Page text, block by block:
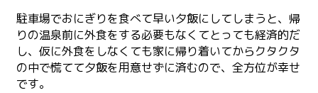
駐車場でおにぎりを食べて早い夕飯にしてしまうと、帰
りの温泉前に外食をする必要もなくてとっても経済的だ
し、仮に外食をしなくても家に帰り着いてからクタクタ
の中で慌てて夕飯を用意せずに済むので、全方位が幸せ
です。